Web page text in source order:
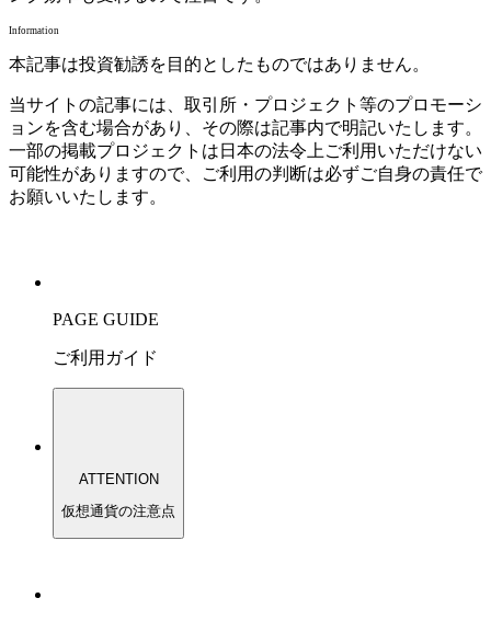
Information
本記事は投資勧誘を目的としたものではありません。
当サイトの記事には、取引所・プロジェクト等のプロモーシ
ョンを含む場合があり、その際は記事内で明記いたします。
一部の掲載プロジェクトは日本の法令上ご利用いただけない
可能性がありますので、ご利用の判断は必ずご自身の責任で
お願いいたします。
PAGE GUIDE
ご利用ガイド
ATTENTION
仮想通貨の注意点